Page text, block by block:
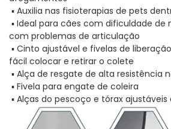
▪ Auxilia nas fisioterapias de pets
▪ Ideal para cães com dificuldade de
com problemas de articulação
▪ Cinto ajustável e fivelas de
fácil colocar e retirar o colete
▪ Alça de resgate de alta resistência
▪ Fivela para engate de coleira
▪ Alças do pescoço e tórax